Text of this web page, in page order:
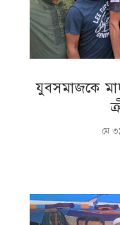
যুবসমাজকে
মে